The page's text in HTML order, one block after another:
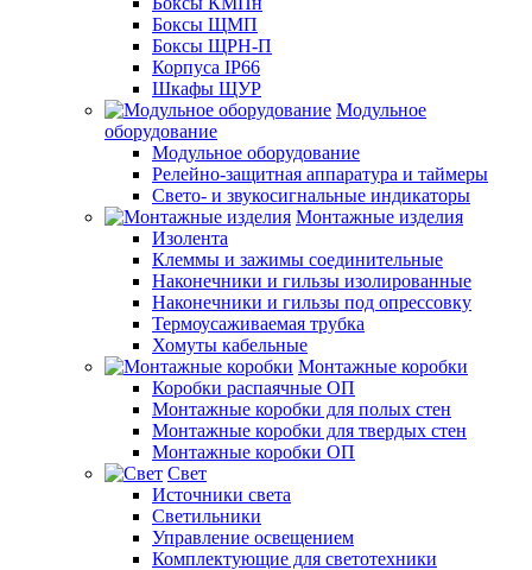
Боксы ЩМП
Боксы ЩРН-П
Корпуса IP66
Шкафы ЩУР
Модульное
оборудование
Модульное оборудование
Релейно-защитная аппаратура и таймеры
Свето- и звукосигнальные индикаторы
Монтажные изделия
Изолента
Клеммы и зажимы соединительные
Наконечники и гильзы изолированные
Наконечники и гильзы под опрессовку
Термоусаживаемая трубка
Хомуты кабельные
Монтажные коробки
Коробки распаячные ОП
Монтажные коробки для полых стен
Монтажные коробки для твердых стен
Монтажные коробки ОП
Свет
Источники света
Светильники
Управление освещением
Комплектующие для светотехники